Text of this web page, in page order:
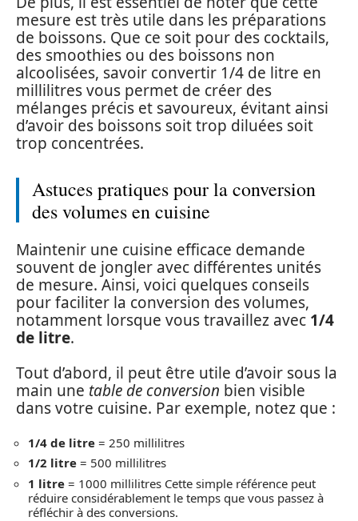
mesure est très utile dans les préparations
de boissons. Que ce soit pour des cocktails,
des smoothies ou des boissons non
alcoolisées, savoir convertir 1/4 de litre en
millilitres vous permet de créer des
mélanges précis et savoureux, évitant ainsi
d’avoir des boissons soit trop diluées soit
trop concentrées.
Astuces pratiques pour la conversion
des volumes en cuisine
Maintenir une cuisine efficace demande
souvent de jongler avec différentes unités
de mesure. Ainsi, voici quelques conseils
pour faciliter la conversion des volumes,
notamment lorsque vous travaillez avec 1/4
de litre.
Tout d’abord, il peut être utile d’avoir sous la
main une table de conversion bien visible
dans votre cuisine. Par exemple, notez que :
1/4 de litre = 250 millilitres
1/2 litre = 500 millilitres
1 litre = 1000 millilitres Cette simple référence peut
réduire considérablement le temps que vous passez à
réfléchir à des conversions.